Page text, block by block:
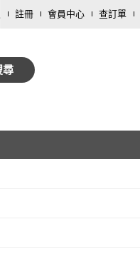
註冊 會員中心 查訂單
尋